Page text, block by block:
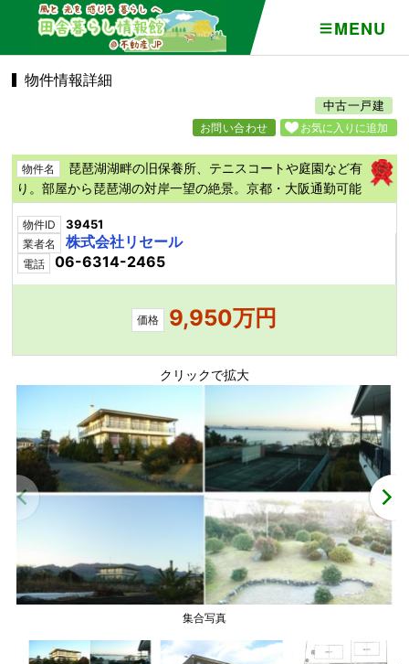
MENU
物件情報詳細
中古一戸建
お気に入りに追加
お問い合わせ
物件名
琵琶湖湖畔の旧保養所、テニスコートや庭園など有
り。部屋から琵琶湖の対岸一望の絶景。京都・大阪通勤可能
物件ID 39451
業者名 株式会社リセール
電話 06-6314-2465
価格 9,950万円
クリックで拡大
集合写真